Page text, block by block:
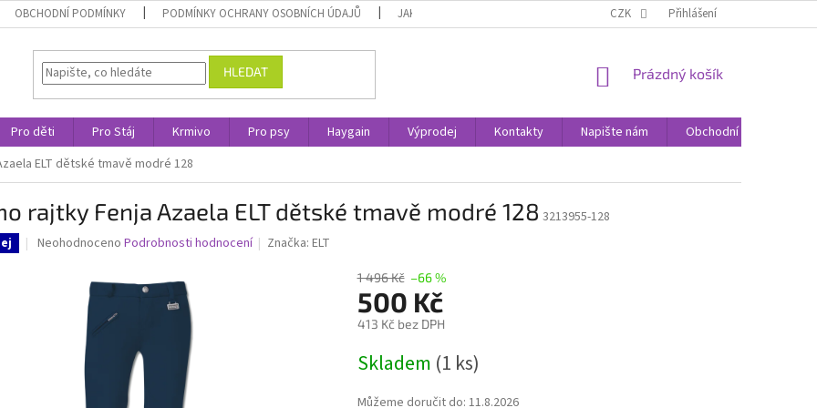
OBCHODNÍ PODMÍNKY PODMÍNKY OCHRANY OSOBNÍCH ÚDAJŮ JAK NAKUPOVAT CZK Přihlášení
HLEDAT
NÁKUPNÍ
Prázdný košík
Pro děti Pro Stáj Krmivo Pro psy Haygain Výprodej Kontakty Napište nám
Obchodní podmínky
ELT dětské tmavě modré 128
rajtky Fenja Azaela ELT dětské tmavě modré 128 3213955-128
Průměrné
hvězdiček.
Neohodnoceno Podrobnosti hodnocení Značka:ELT
1 496 Kč –66 %
500 Kč
413 Kč bez DPH
cena:
Skladem (1 ks)
Můžeme doručit do: 11.8.2026